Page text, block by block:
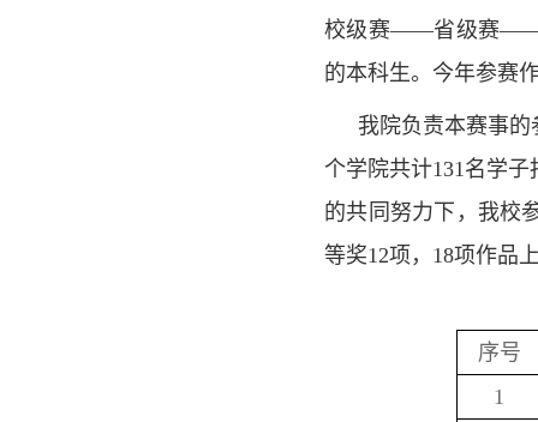
校级赛——省级赛——
的本科生。今年参赛
我院负责本赛事
个学院共计131名学
的共同努力下，我校
等奖12项，18项作品
序号
1